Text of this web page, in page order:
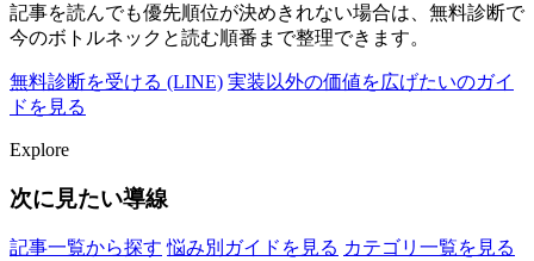
記事を読んでも優先順位が決めきれない場合は、無料診断で
今のボトルネックと読む順番まで整理できます。
無料診断を受ける (LINE) 実装以外の価値を広げたいのガイ
ドを見る
Explore
次に見たい導線
記事一覧から探す 悩み別ガイドを見る カテゴリ一覧を見る